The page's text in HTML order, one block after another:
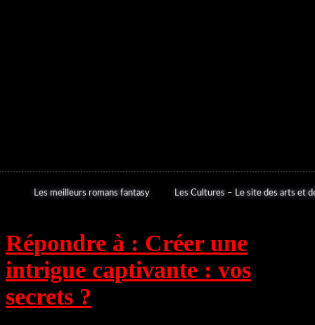
Les meilleurs romans fantasy Les Cultures – Le site des arts et
Répondre à : Créer une
intrigue captivante : vos
secrets ?